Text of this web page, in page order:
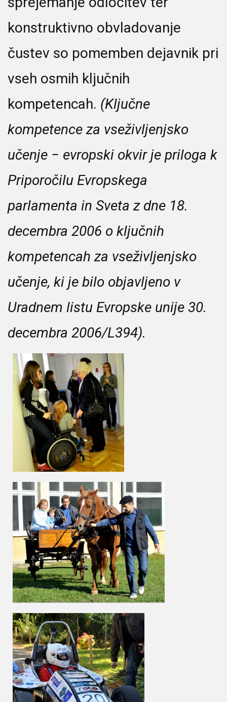
konstruktivno obvladovanje
čustev so pomemben dejavnik pri
vseh osmih ključnih
kompetencah. (Ključne
kompetence za vseživljenjsko
učenje − evropski okvir je priloga k
Priporočilu Evropskega
parlamenta in Sveta z dne 18.
decembra 2006 o ključnih
kompetencah za vseživljenjsko
učenje, ki je bilo objavljeno v
Uradnem listu Evropske unije 30.
decembra 2006/L394).